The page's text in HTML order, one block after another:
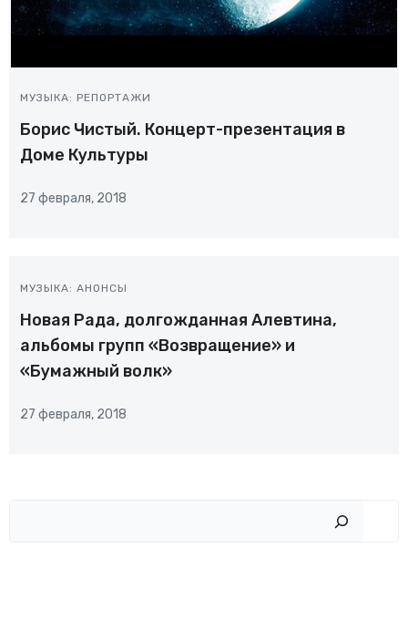
МУЗЫКА: РЕПОРТАЖИ
Борис Чистый. Концерт-презентация в
Доме Культуры
27 февраля, 2018
МУЗЫКА: АНОНСЫ
Новая Рада, долгожданная Алевтина,
альбомы групп «Возвращение» и
«Бумажный волк»
27 февраля, 2018